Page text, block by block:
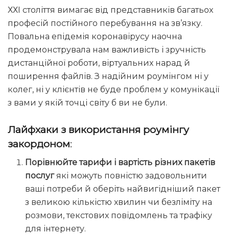
ХХІ століття вимагає від представників багатьох
професій постійного перебування на зв’язку.
Повальна епідемія коронавірусу наочна
продемонструвала нам важливість і зручність
дистанційної роботи, віртуальних нарад й
поширення файлів. З надійним роумінгом ні у
колег, ні у клієнтів не буде проблем у комунікації
з вами у якій точці світу б ви не були.
Лайфхаки з використання роумінгу
закордоном:
Порівнюйте тарифи і вартість різних пакетів
послуг які можуть повністю задовольнити
ваші потреби й оберіть найвигідніший пакет
з великою кількістю хвилин чи безліміту на
розмови, текстових повідомлень та трафіку
для інтернету.